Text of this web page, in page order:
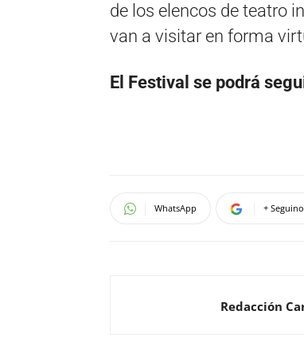
de los elencos de teatro
van a visitar en forma
El Festival se podrá
WhatsApp +
Redacción